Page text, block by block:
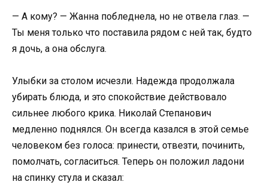
— А кому? — Жанна побледнела, но не отвела глаз. —
Ты меня только что поставила рядом с ней так, будто
я дочь, а она обслуга.
Улыбки за столом исчезли. Надежда продолжала
убирать блюда, и это спокойствие действовало
сильнее любого крика. Николай Степанович
медленно поднялся. Он всегда казался в этой семье
человеком без голоса: принести, отвезти, починить,
помолчать, согласиться. Теперь он положил ладони
на спинку стула и сказал: